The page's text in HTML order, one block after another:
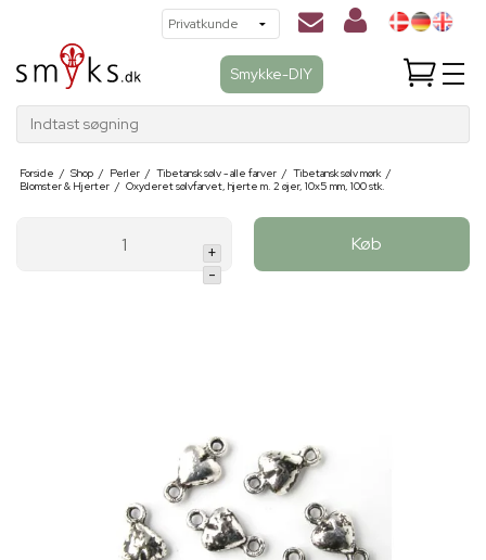
Smykke-DIY
Indtast søgning
Forside / Shop / Perler / Tibetansk sølv - alle farver / Tibetansk sølv mørk /
Blomster & Hjerter / Oxyderet sølvfarvet, hjerte m. 2 øjer, 10x5 mm, 100 stk.
+
-
Køb